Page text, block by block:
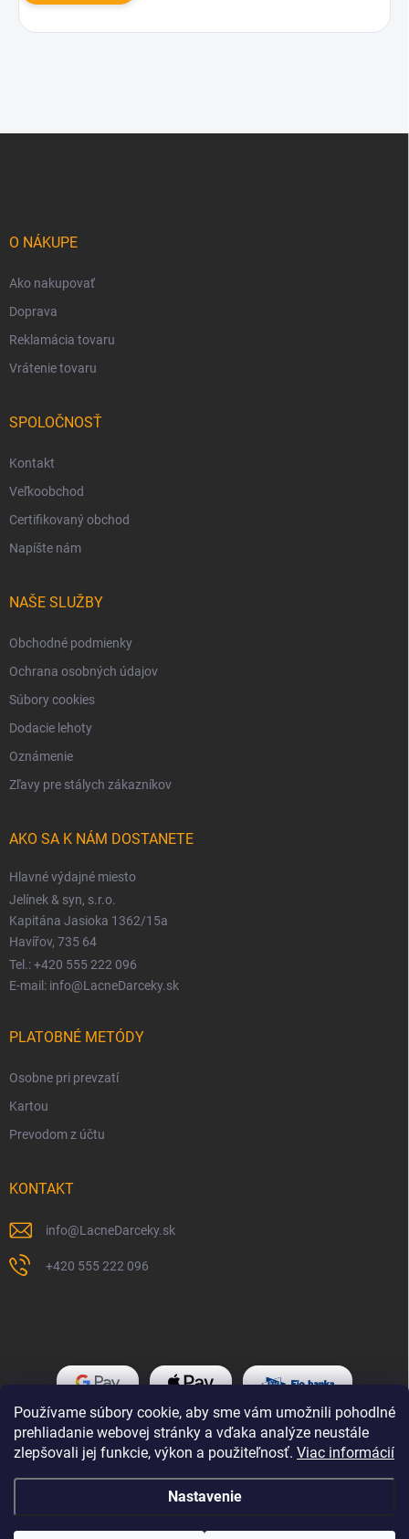
Používame súbory cookie, aby sme vám umožnili pohodlné
prehliadanie webovej stránky a vďaka analýze neustále
zlepšovali jej funkcie, výkon a použiteľnosť. Viac informácií
Nastavenie
O NÁKUPE
Ako nakupovať
Doprava
Reklamácia tovaru
Vrátenie tovaru
SPOLOČNOSŤ
Kontakt
Veľkoobchod
Certifikovaný obchod
Napíšte nám
NAŠE SLUŽBY
Obchodné podmienky
Ochrana osobných údajov
Súbory cookies
Dodacie lehoty
Oznámenie
Zľavy pre stálych zákazníkov
AKO SA K NÁM DOSTANETE
Hlavné výdajné miesto
Jelínek & syn, s.r.o.
Kapitána Jasioka 1362/15a
Havířov, 735 64
Tel.: +420 555 222 096
E-mail: info@LacneDarceky.sk
PLATOBNÉ METÓDY
Osobne pri prevzatí
Kartou
Prevodom z účtu
KONTAKT
info@LacneDarceky.sk
+420 555 222 096